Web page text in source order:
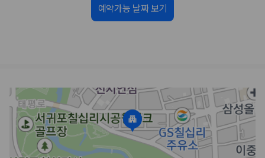
제주렌트카 실시간 가격비교 바로가기
제주렌트카 최저가는 차량 기본요금만으로 판단하기 어렵습니다. 보험 포
함 여부, 면책금, 보상 한도, 옵션 비용, 취소 수수료를 함께 확인해야 실제
로 저렴한 차량을 고를 수 있습니다.
2. 보험 조건은 가격만큼 중요합니다
예약가능 날짜 보기